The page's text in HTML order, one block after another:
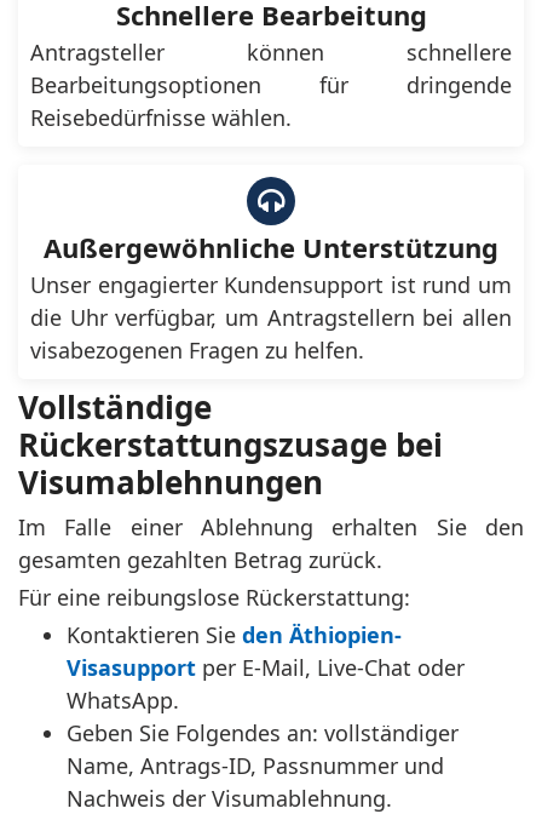
Schnellere Bearbeitung
Antragsteller können schnellere
Bearbeitungsoptionen für dringende
Reisebedürfnisse wählen.
Außergewöhnliche Unterstützung
Unser engagierter Kundensupport ist rund um
die Uhr verfügbar, um Antragstellern bei allen
visabezogenen Fragen zu helfen.
Vollständige
Rückerstattungszusage bei
Visumablehnungen
Im Falle einer Ablehnung erhalten Sie den
gesamten gezahlten Betrag zurück.
Für eine reibungslose Rückerstattung:
Kontaktieren Sie den Äthiopien-
Visasupport per E-Mail, Live-Chat oder
WhatsApp.
Geben Sie Folgendes an: vollständiger
Name, Antrags-ID, Passnummer und
Nachweis der Visumablehnung.